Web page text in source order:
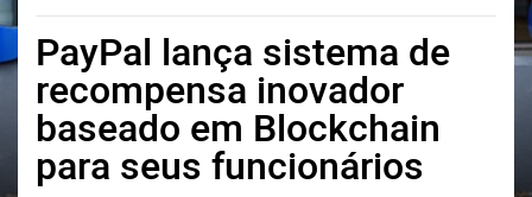
русский
한국어
العربية
ไทย
PayPal lança sistema de
recompensa inovador
baseado em Blockchain
para seus funcionários